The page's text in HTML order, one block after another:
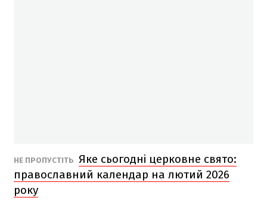
НЕ ПРОПУСТІТЬ
Яке сьогодні церковне свято:
православний календар на лютий 2026
року